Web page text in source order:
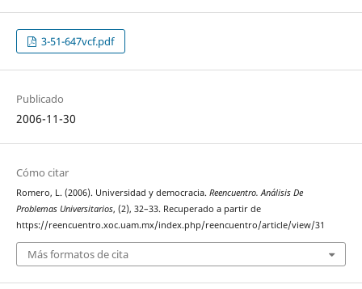
3-51-647vcf.pdf
Publicado
2006-11-30
Cómo citar
Romero, L. (2006). Universidad y democracia. Reencuentro. Análisis De
Problemas Universitarios, (2), 32–33. Recuperado a partir de
https://reencuentro.xoc.uam.mx/index.php/reencuentro/article/view/31
Más formatos de cita